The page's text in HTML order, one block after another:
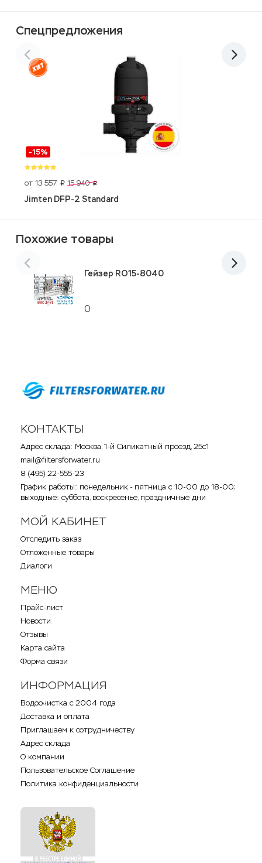
Спецпредложения
-15%
от 13 557 p 15 940 p
Jimten DFP-2 Standard
Похожие товары
0
Гейзер RO15-8040
КОНТАКТЫ
Адрес склада: Москва, 1-й Силикатный проезд, 25с1
mail@filtersforwater.ru
8 (495) 22-555-23
График работы: понедельник - пятница с 10-00 до 18-00;
выходные: суббота, воскресенье, праздничные дни
МОЙ КАБИНЕТ
Отследить заказ
Отложенные товары
Диалоги
МЕНЮ
Прайс-лист
Новости
Отзывы
Карта сайта
Форма связи
ИНФОРМАЦИЯ
Водоочистка с 2004 года
Доставка и оплата
Приглашаем к сотрудничеству
Адрес склада
О компании
Пользовательское Соглашение
Политика конфиденциальности